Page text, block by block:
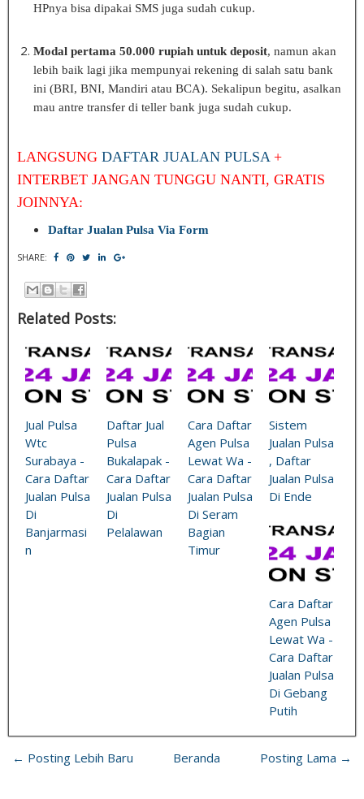
HPnya bisa dipakai SMS juga sudah cukup.
Modal pertama 50.000 rupiah untuk deposit, namun akan
lebih baik lagi jika mempunyai rekening di salah satu bank
ini (BRI, BNI, Mandiri atau BCA). Sekalipun begitu, asalkan
mau antre transfer di teller bank juga sudah cukup.
LANGSUNG DAFTAR JUALAN PULSA+
INTERBET JANGAN TUNGGU NANTI, GRATIS
JOINNYA:
Daftar Jualan Pulsa Via Form
SHARE:
Related Posts:
Jual Pulsa
Wtc
Surabaya -
Cara Daftar
Jualan Pulsa
Di
Banjarmasi
n
Daftar Jual
Pulsa
Bukalapak -
Cara Daftar
Jualan Pulsa
Di
Pelalawan
Cara Daftar
Agen Pulsa
Lewat Wa -
Cara Daftar
Jualan Pulsa
Di Seram
Bagian
Timur
Sistem
Jualan Pulsa
, Daftar
Jualan Pulsa
Di Ende
Cara Daftar
Agen Pulsa
Lewat Wa -
Cara Daftar
Jualan Pulsa
Di Gebang
Putih
← Posting Lebih Baru Posting Lama →
Beranda